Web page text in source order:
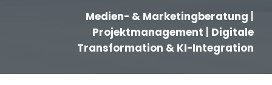
Medien- & Marketingberatung
Projektmanagement
Digitale
Transformation & KI-Integration